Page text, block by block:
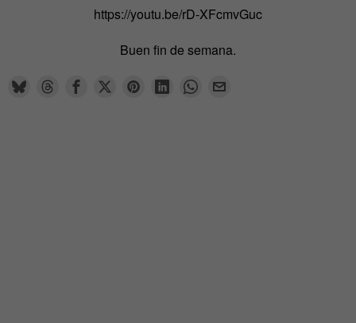
https://youtu.be/rD-XFcmvGuc
Buen fin de semana.